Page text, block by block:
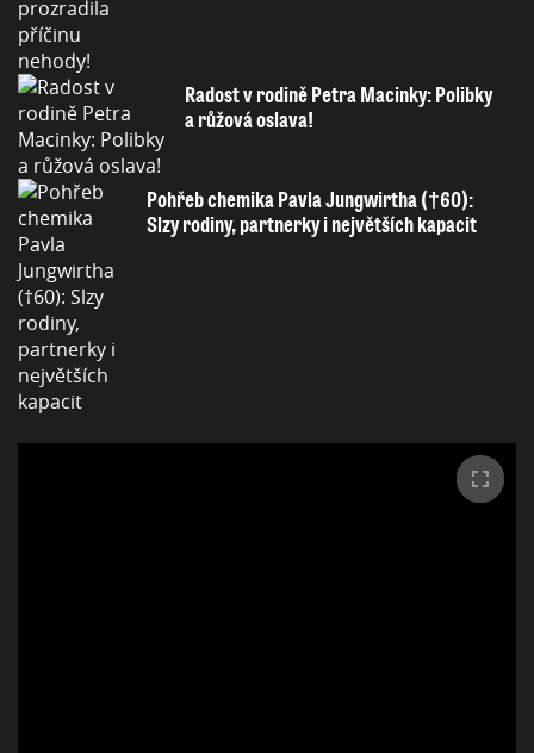
Radost v rodině Petra Macinky: Polibky
a růžová oslava!
Pohřeb chemika Pavla Jungwirtha (†60):
Slzy rodiny, partnerky i největších kapacit